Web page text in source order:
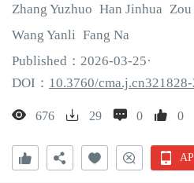
Zhang Yuzhuo Han Jinhua Zou
Wang Yanli Fang Na
Published： 2026-03-25·
DOI： 10.3760/
676 29 0 0